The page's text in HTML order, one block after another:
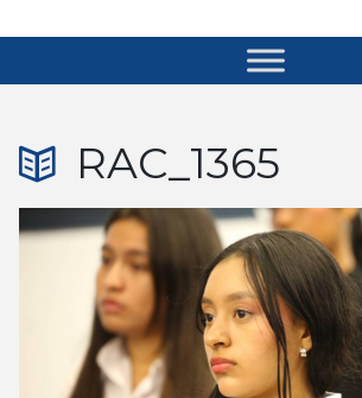
RAC_1365